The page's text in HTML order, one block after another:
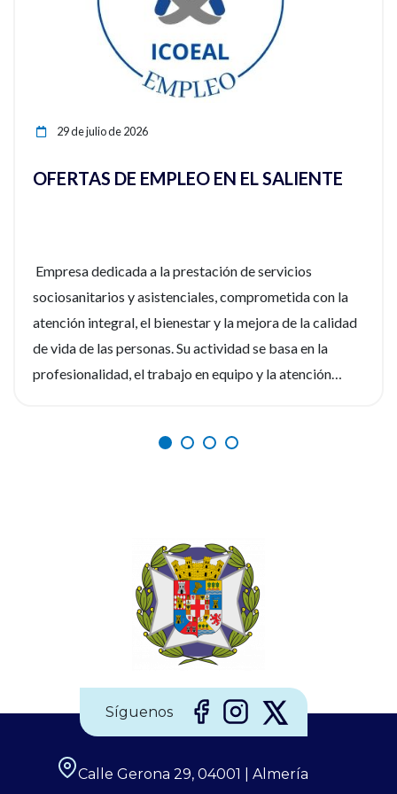
29 de julio de 2026
OFERTAS DE EMPLEO EN EL SALIENTE
Empresa dedicada a la prestación de servicios
sociosanitarios y asistenciales, comprometida con la
atención integral, el bienestar y la mejora de la calidad
de vida de las personas. Su actividad se basa en la
profesionalidad, el trabajo en equipo y la atención
profesionales. Si eres enfermero/a y deseas formar
oferta? Envía tu currículum a
elsaliente@elsaliente.com, llama al 950 62 06 06 o
Síguenos
Calle Gerona 29, 04001 | Almería